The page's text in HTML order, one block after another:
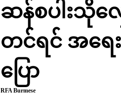
ဆန်စပါးသို
တင်ရင် အရ
ပြော
RFA Burmese